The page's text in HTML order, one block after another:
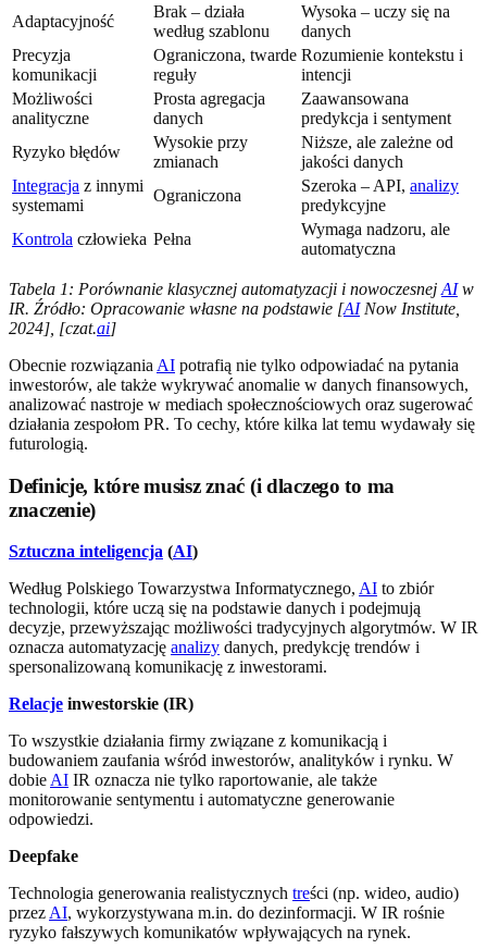
Adaptacyjność
Brak – działa
według szablonu
Wysoka – uczy się na
danych
Precyzja
komunikacji
Ograniczona, twarde
reguły
Rozumienie kontekstu i
intencji
Możliwości
analityczne
Prosta agregacja
danych
Zaawansowana
predykcja i sentyment
Ryzyko błędów
Wysokie przy
zmianach
Niższe, ale zależne od
jakości danych
Integracja z innymi
systemami
Ograniczona
Szeroka – API, analizy
predykcyjne
Kontrola człowieka Pełna
Wymaga nadzoru, ale
automatyczna
Tabela 1: Porównanie klasycznej automatyzacji i nowoczesnej AIw
IR. Źródło: Opracowanie własne na podstawie [AINow Institute,
2024], [czat.ai]
Obecnie rozwiązania AI potrafią nie tylko odpowiadać na pytania
inwestorów, ale także wykrywać anomalie w danych finansowych,
analizować nastroje w mediach społecznościowych oraz sugerować
działania zespołom PR. To cechy, które kilka lat temu wydawały się
futurologią.
Definicje, które musisz znać (i dlaczego to ma
znaczenie)
Sztuczna inteligencja (AI)
Według Polskiego Towarzystwa Informatycznego, AI to zbiór
technologii, które uczą się na podstawie danych i podejmują
decyzje, przewyższając możliwości tradycyjnych algorytmów. W IR
oznacza automatyzację analizy danych, predykcję trendów i
spersonalizowaną komunikację z inwestorami.
Relacje inwestorskie (IR)
To wszystkie działania firmy związane z komunikacją i
budowaniem zaufania wśród inwestorów, analityków i rynku. W
dobie AI IR oznacza nie tylko raportowanie, ale także
monitorowanie sentymentu i automatyczne generowanie
odpowiedzi.
Deepfake
Technologia generowania realistycznych treści (np. wideo, audio)
przez AI, wykorzystywana m.in. do dezinformacji. W IR rośnie
ryzyko fałszywych komunikatów wpływających na rynek.